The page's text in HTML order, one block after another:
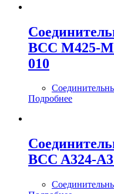
BCC M425-
010
Подробнее
BCC A324-